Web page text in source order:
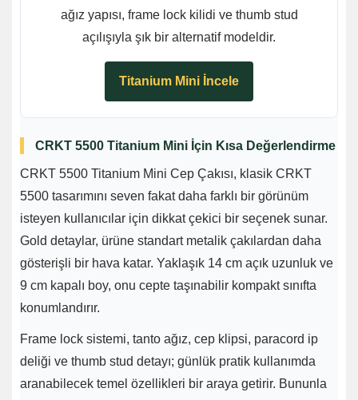
ağız yapısı, frame lock kilidi ve thumb stud
açılışıyla şık bir alternatif modeldir.
Titanium Mini İncele
CRKT 5500 Titanium Mini İçin Kısa Değerlendirme
CRKT 5500 Titanium Mini Cep Çakısı, klasik CRKT
5500 tasarımını seven fakat daha farklı bir görünüm
isteyen kullanıcılar için dikkat çekici bir seçenek sunar.
Gold detaylar, ürüne standart metalik çakılardan daha
gösterişli bir hava katar. Yaklaşık 14 cm açık uzunluk ve
9 cm kapalı boy, onu cepte taşınabilir kompakt sınıfta
konumlandırır.
Frame lock sistemi, tanto ağız, cep klipsi, paracord ip
deliği ve thumb stud detayı; günlük pratik kullanımda
aranabilecek temel özellikleri bir araya getirir. Bununla